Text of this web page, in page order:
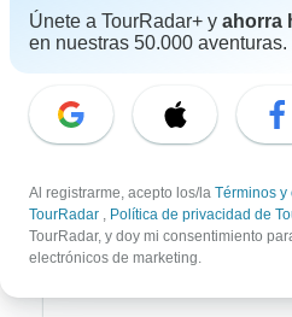
Destinos más populares
África
Asia
Australia / Oceanía
Europa
Únete a TourRadar+ y ahorra
en nuestras 50.000 aventuras.
Al registrarme, acepto los/la Términos y
TourRadar , Política de privacidad de
TourRadar, y doy mi consentimiento
electrónicos de marketing.